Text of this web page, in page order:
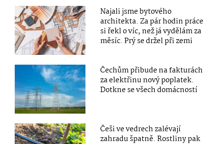
Najali jsme bytového
architekta. Za pár hodin práce
si řekl o víc, než já vydělám za
měsíc. Prý se držel při zemi
Čechům přibude na fakturách
za elektřinu nový poplatek.
Dotkne se všech domácností
Češi ve vedrech zalévají
zahradu špatně. Rostliny pak